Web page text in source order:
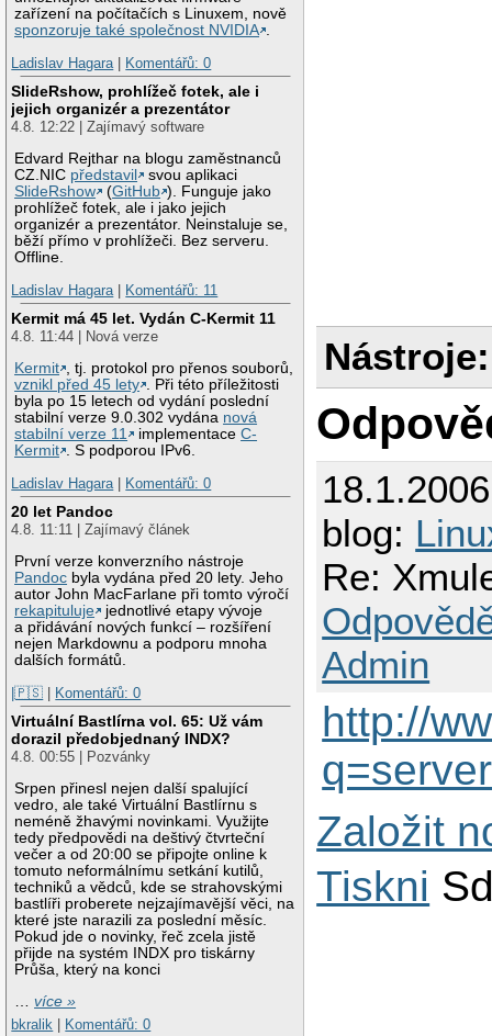
zařízení na počítačích s Linuxem, nově
sponzoruje také společnost NVIDIA .
Ladislav Hagara | Komentářů: 0
SlideRshow, prohlížeč fotek, ale i
jejich organizér a prezentátor
4.8. 12:22 | Zajímavý software
Edvard Rejthar na blogu zaměstnanců
CZ.NIC představil
svou aplikaci
SlideRshow
(GitHub ). Funguje jako
prohlížeč fotek, ale i jako jejich
organizér a prezentátor. Neinstaluje se,
běží přímo v prohlížeči. Bez serveru.
Offline.
Ladislav Hagara | Komentářů: 11
Kermit má 45 let. Vydán C-Kermit 11
4.8. 11:44 | Nová verze
Kermit , tj. protokol pro přenos souborů,
vznikl před 45 lety . Při této příležitosti
byla po 15 letech od vydání poslední
stabilní verze 9.0.302 vydána nová
stabilní verze 11
implementaceC-
Kermit . S podporou IPv6.
Ladislav Hagara | Komentářů: 0
20 let Pandoc
4.8. 11:11 | Zajímavý článek
První verze konverzního nástroje
Pandoc byla vydána před 20 lety. Jeho
autor John MacFarlane při tomto výročí
rekapituluje
jednotlivé etapy vývoje
a přidávání nových funkcí – rozšíření
nejen Markdownu a podporu mnoha
dalších formátů.
|🇵🇸 | Komentářů: 0
Virtuální Bastlírna vol. 65: Už vám
dorazil předobjednaný INDX?
4.8. 00:55 | Pozvánky
Srpen přinesl nejen další spalující
vedro, ale také Virtuální Bastlírnu s
neméně žhavými novinkami. Využijte
tedy předpovědi na deštivý čtvrteční
večer a od 20:00 se připojte online k
tomuto neformálnímu setkání kutilů,
techniků a vědců, kde se strahovskými
bastlíři proberete nejzajímavější věci, na
které jste narazili za poslední měsíc.
Pokud jde o novinky, řeč zcela jistě
přijde na systém INDX pro tiskárny
Průša, který na konci
…více »
bkralik
Komentářů: 0
Nástroje:
blog:
Re:
Admin
http://
Založit
Tiskni